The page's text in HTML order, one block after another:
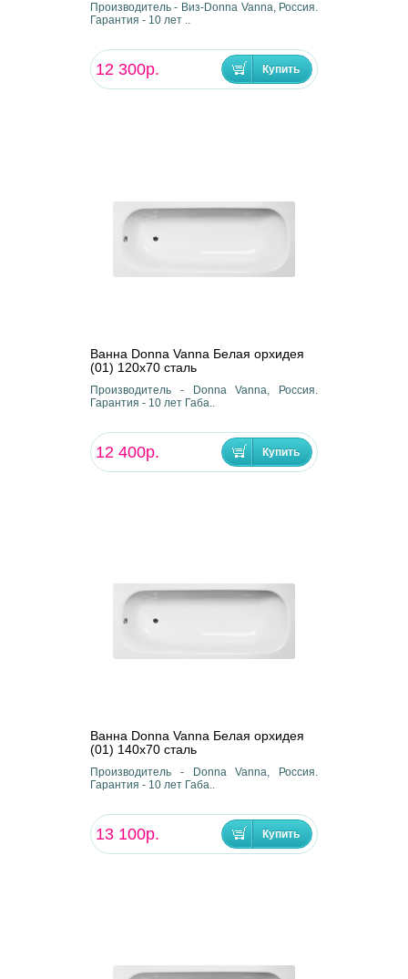
Производитель - Виз-Donna Vanna, Россия.
Гарантия - 10 лет ..
12 300р.
Ванна Donna Vanna Белая орхидея
(01) 120x70 сталь
Производитель - Donna Vanna, Россия.
Гарантия - 10 лет Габа..
12 400р.
Ванна Donna Vanna Белая орхидея
(01) 140x70 сталь
Производитель - Donna Vanna, Россия.
Гарантия - 10 лет Габа..
13 100р.